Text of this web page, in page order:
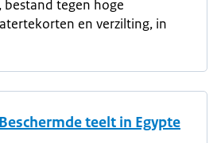
bestand tegen hoge
en verzilting, in
teelt in Egypte